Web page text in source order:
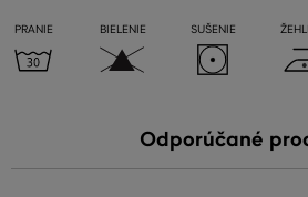
PRANIE BIELENIE SUŠENIE
Odporúčané